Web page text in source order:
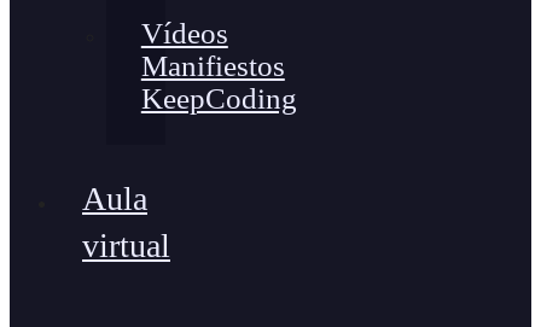
Vídeos
Manifiestos
KeepCoding
Aula
virtual